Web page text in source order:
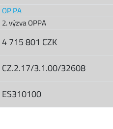
OP PA
2. výzva OPPA
4 715 801 CZK
CZ.2.17/3.1.00/32608
ES310100